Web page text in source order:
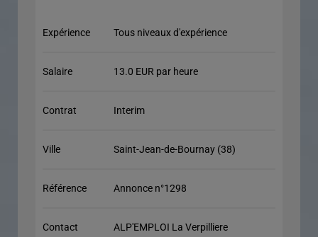
Expérience Tous niveaux d'expérience
Salaire 13.0 EUR par heure
Contrat Interim
Ville Saint-Jean-de-Bournay (38)
Référence Annonce n°1298
Contact
ALP'EMPLOI La Verpilliere